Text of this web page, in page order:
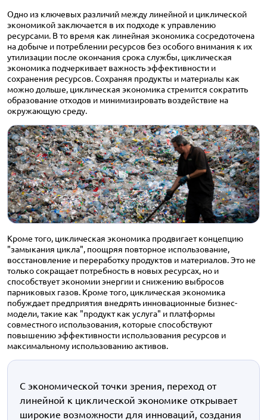
Одно из ключевых различий между линейной и циклической
экономикой заключается в их подходе к управлению
ресурсами. В то время как линейная экономика сосредоточена
на добыче и потреблении ресурсов без особого внимания к их
утилизации после окончания срока службы, циклическая
экономика подчеркивает важность эффективности и
сохранения ресурсов. Сохраняя продукты и материалы как
можно дольше, циклическая экономика стремится сократить
образование отходов и минимизировать воздействие на
окружающую среду.
Кроме того, циклическая экономика продвигает концепцию
"замыкания цикла", поощряя повторное использование,
восстановление и переработку продуктов и материалов. Это не
только сокращает потребность в новых ресурсах, но и
способствует экономии энергии и снижению выбросов
парниковых газов. Кроме того, циклическая экономика
побуждает предприятия внедрять инновационные бизнес-
модели, такие как "продукт как услуга" и платформы
совместного использования, которые способствуют
повышению эффективности использования ресурсов и
максимальному использованию активов.
С экономической точки зрения, переход от
линейной к циклической экономике открывает
широкие возможности для инноваций, создания